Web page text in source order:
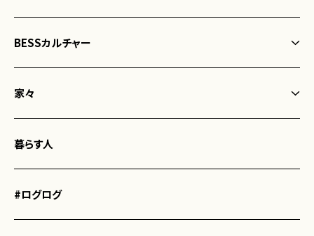
BESSカルチャー
まぬけは愛だ
WONDER YOU!
家々
WONDER DEVICE
間貫けのハコ
暮らす人
#ログログ